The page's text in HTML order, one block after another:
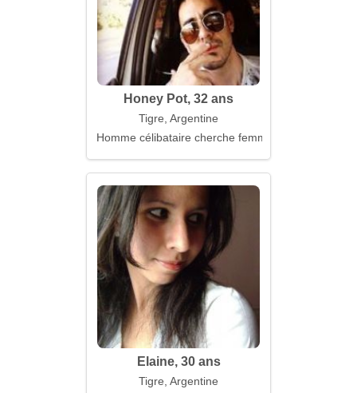
Honey Pot, 32 ans
Tigre, Argentine
Homme célibataire cherche femme
Elaine, 30 ans
Tigre, Argentine